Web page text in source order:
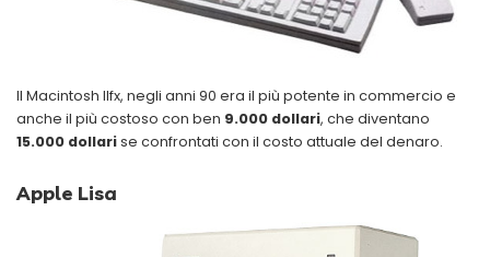
Il Macintosh IIfx, negli anni 90 era il più potente in commercio e
anche il più costoso con ben 9.000 dollari, che diventano
15.000 dollarise confrontati con il costo attuale del denaro.
Apple Lisa